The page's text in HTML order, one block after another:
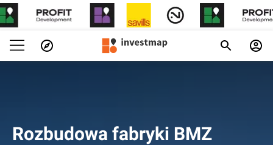
Rozbudowa fabryki BMZ